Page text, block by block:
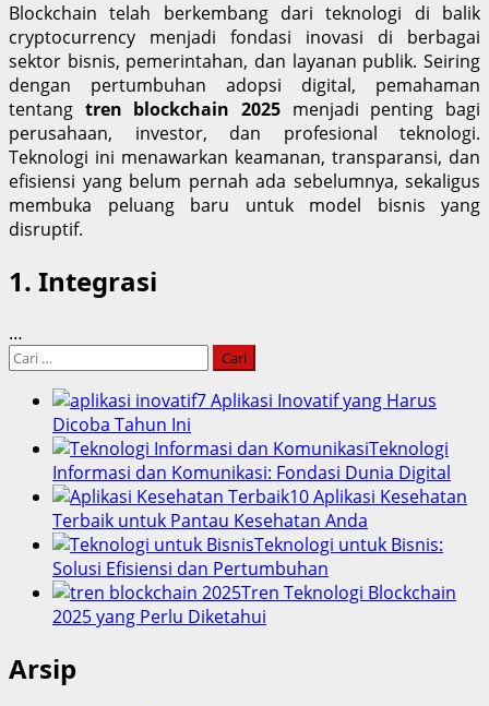
Blockchain telah berkembang dari teknologi di balik
cryptocurrency menjadi fondasi inovasi di berbagai
sektor bisnis, pemerintahan, dan layanan publik. Seiring
dengan pertumbuhan adopsi digital, pemahaman
tentang tren blockchain 2025 menjadi penting bagi
perusahaan, investor, dan profesional teknologi.
Teknologi ini menawarkan keamanan, transparansi, dan
efisiensi yang belum pernah ada sebelumnya, sekaligus
membuka peluang baru untuk model bisnis yang
disruptif.
1. Integrasi
…
Cari
7 Aplikasi Inovatif yang Harus
Dicoba Tahun Ini
Teknologi
Informasi dan Komunikasi: Fondasi Dunia Digital
10 Aplikasi Kesehatan
Terbaik untuk Pantau Kesehatan Anda
Teknologi untuk Bisnis:
Solusi Efisiensi dan Pertumbuhan
Tren Teknologi Blockchain
2025 yang Perlu Diketahui
Arsip